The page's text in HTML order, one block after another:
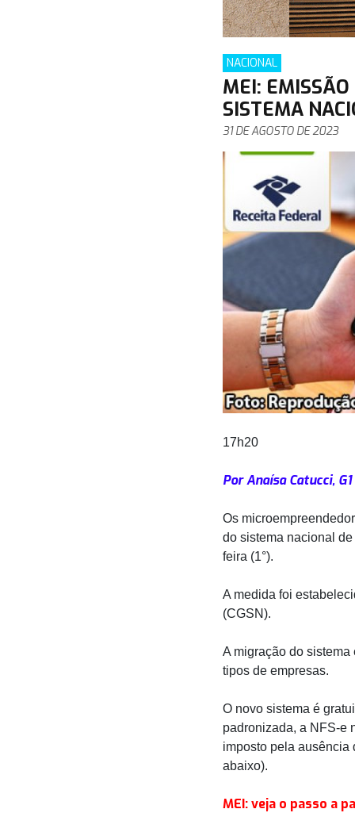
NACIONAL
MEI:
SISTEMA
31 DE AGOSTO DE 2023
17h20
Por Anaísa Catucci, G1
Os
do sistema nacional
feira (1°).
A medida foi
(CGSN).
A migração do
tipos de empresas.
O novo sistema é
padronizada, a NFS-e
imposto pela ausência
abaixo).
MEI: veja o passo a